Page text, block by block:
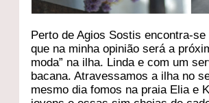
Perto de Agios Sostis encontra-
que na minha opinião será a
moda” na ilha. Linda e com um
bacana. Atravessamos a ilha no
mesmo dia fomos na praia Elia e